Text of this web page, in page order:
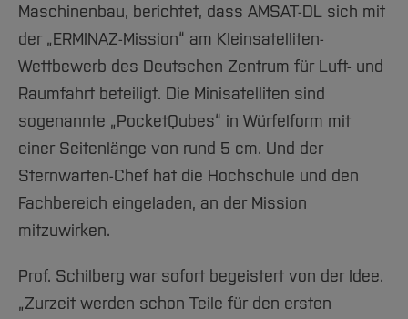
Maschinenbau, berichtet, dass AMSAT-DL sich mit
der „ERMINAZ-Mission“ am Kleinsatelliten-
Wettbewerb des Deutschen Zentrum für Luft- und
Raumfahrt beteiligt. Die Minisatelliten sind
sogenannte „PocketQubes“ in Würfelform mit
einer Seitenlänge von rund 5 cm. Und der
Sternwarten-Chef hat die Hochschule und den
Fachbereich eingeladen, an der Mission
mitzuwirken.
Prof. Schilberg war sofort begeistert von der Idee.
„Zurzeit werden schon Teile für den ersten